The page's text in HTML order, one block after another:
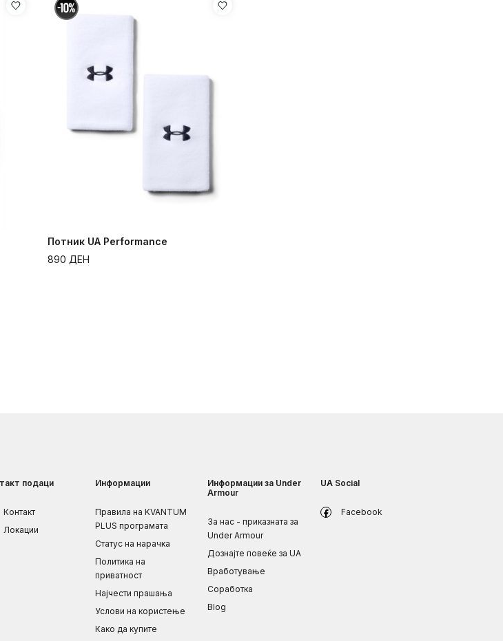
Потник UA Performance
890 ДЕН
подаци
Контакт
Локации
Информации
Правила на KVANTUM
PLUS програмата
Статус на нарачка
Политика на
приватност
Најчести прашања
Услови на користење
Како да купите
Информации за Under
Armour
За нас - приказната за
Under Armour
Дознајте повеќе за UA
Вработување
Соработка
Blog
UA Social
Facebook